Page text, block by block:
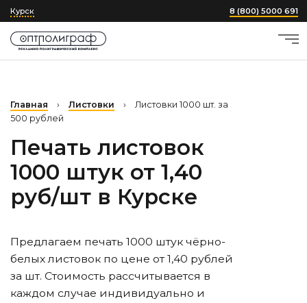
Курск 8 (800) 5000 691
Главная › Листовки ›
Листовки 1000 шт. за
500 рублей
Печать листовок
1000 штук от 1,40
руб/шт в Курске
Предлагаем печать 1000 штук чёрно-
белых листовок по цене от 1,40 рублей
за шт. Стоимость рассчитывается в
каждом случае индивидуально и